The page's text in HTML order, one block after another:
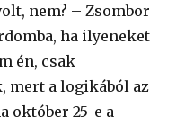
nem? – Zsombor
ha ilyeneket
én, csak
mert a logikából az
október 25-e a